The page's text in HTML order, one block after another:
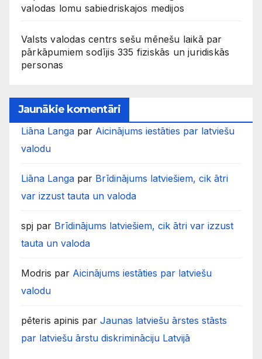
valodas lomu sabiedriskajos medijos
Valsts valodas centrs sešu mēnešu laikā par
pārkāpumiem sodījis 335 fiziskās un juridiskās
personas
Jaunākie komentāri
Liāna Langa par Aicinājums iestāties par latviešu
valodu
Liāna Langa par Brīdinājums latviešiem, cik ātri
var izzust tauta un valoda
spj par Brīdinājums latviešiem, cik ātri var izzust
tauta un valoda
Modris par Aicinājums iestāties par latviešu
valodu
pēteris apinis par Jaunas latviešu ārstes stāsts
par latviešu ārstu diskrimināciju Latvijā